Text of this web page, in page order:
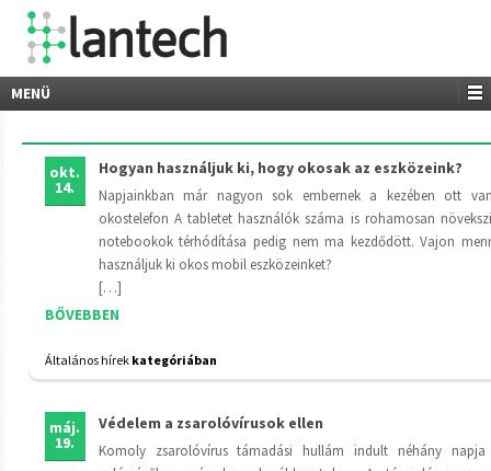
MENÜ
okt.
14.
Hogyan használjuk ki, hogy okosak az eszközeink?
Napjainkban már nagyon sok embernek a kezében ott
okostelefon A tabletet használók száma is rohamosan
notebookok térhódítása pedig nem ma kezdődött. Vajon
használjuk ki okos mobil eszközeinket?
[…]
BŐVEBBEN
Általános hírekkategóriában
máj.
19.
Védelem a zsarolóvírusok ellen
Komoly zsarolóvírus támadási hullám indult néhány